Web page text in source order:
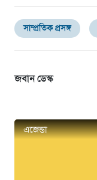
সাম্প্রতিক প্রসঙ্গ
জবান ডেস্ক
এজেন্ডা